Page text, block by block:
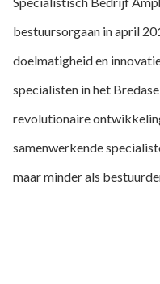
bestuursorgaan in april
doelmatigheid en
specialisten in het
revolutionaire
samenwerkende
maar minder als